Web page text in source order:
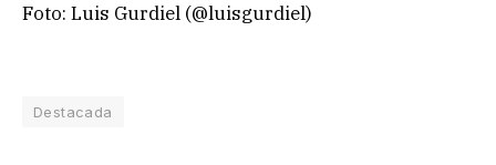
Foto: Luis Gurdiel (@luisgurdiel)
Destacada